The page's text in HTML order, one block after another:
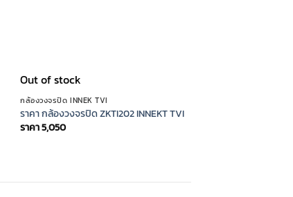
Out of stock
กล้องวงจรปิด INNEK TVI
ราคา กล้องวงจรปิด ZKTI202 INNEKT TVI
ราคา5,050